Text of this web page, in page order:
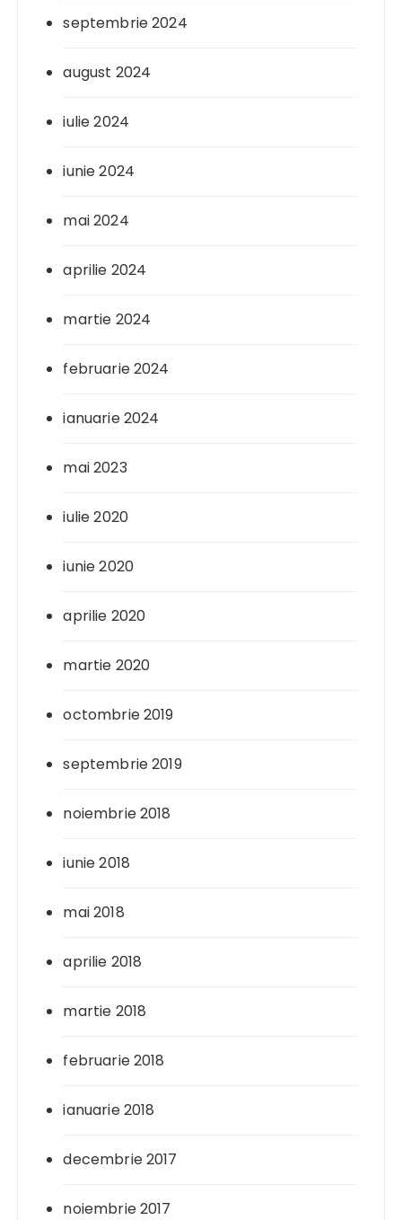
septembrie 2024
august 2024
iulie 2024
iunie 2024
mai 2024
aprilie 2024
martie 2024
februarie 2024
ianuarie 2024
mai 2023
iulie 2020
iunie 2020
aprilie 2020
martie 2020
octombrie 2019
septembrie 2019
noiembrie 2018
iunie 2018
mai 2018
aprilie 2018
martie 2018
februarie 2018
ianuarie 2018
decembrie 2017
noiembrie 2017